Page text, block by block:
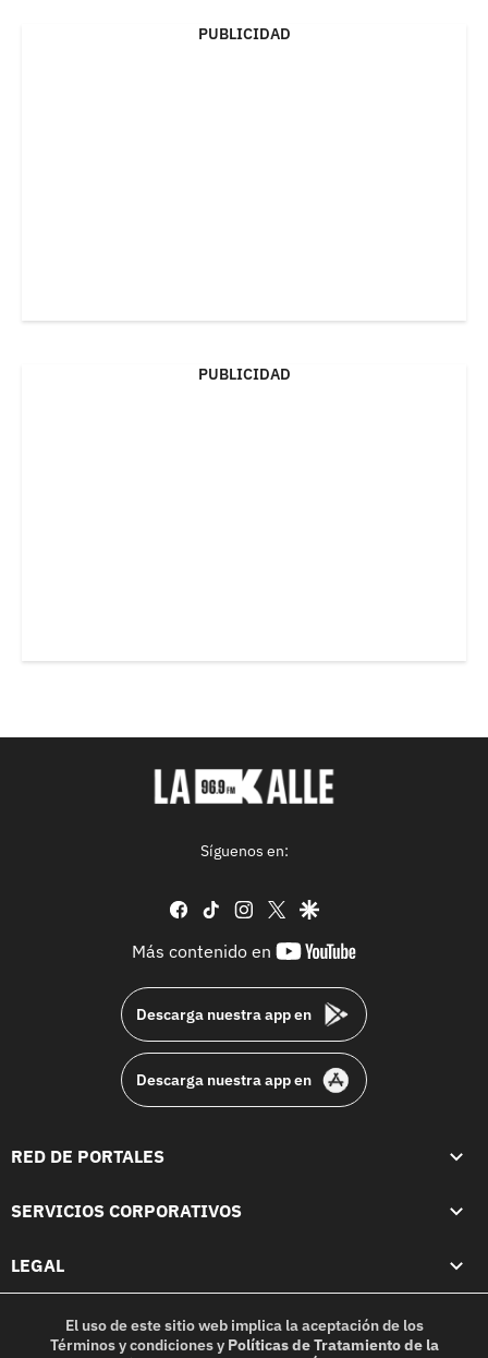
PUBLICIDAD
PUBLICIDAD
Síguenos en:
facebook
tiktok instagram
twittergoogle
Más contenido en
youtube-
Descarga nuestra app en
Descarga nuestra app en
RED DE PORTALES
SERVICIOS CORPORATIVOS
LEGAL
El uso de este sitio web implica la aceptación de los
Términos y condicionesy Políticas de Tratamiento de la